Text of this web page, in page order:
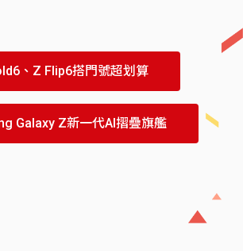
、Z Flip6搭門號超划算
Galaxy Z新一代AI摺疊旗艦